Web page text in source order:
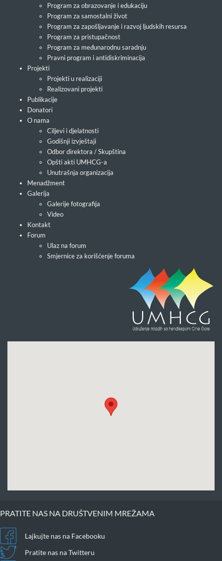
Program za obrazovanje i edukaciju
Program za samostalni život
Program za zapošljavanje i razvoj ljudskih resursa
Program za pristupačnost
Program za međunarodnu saradnju
Pravni program i antidiskriminacija
Projekti
Projekti u realizaciji
Realizovani projekti
Publikacije
Donatori
O nama
Ciljevi i djelatnosti
Godišnji izvještaji
Odbor direktora / Skupština
Opšti akti UMHCG-a
Unutrašnja organizacija
Menadžment
Galerija
Galerije fotografija
Video
Kontakt
Forum
Ulaz na forum
Smjernice za korišćenje foruma
PRATITE NAS NA DRUŠTVENIM MREŽAMA
Lajkujte nas na Facebooku
Pratite nas na Twitteru